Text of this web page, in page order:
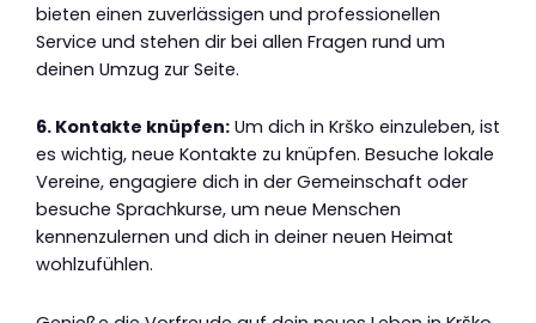
bieten einen zuverlässigen und professionellen
Service und stehen dir bei allen Fragen rund um
deinen Umzug zur Seite.
6. Kontakte knüpfen: Um dich in Krško einzuleben, ist
es wichtig, neue Kontakte zu knüpfen. Besuche lokale
Vereine, engagiere dich in der Gemeinschaft oder
besuche Sprachkurse, um neue Menschen
kennenzulernen und dich in deiner neuen Heimat
wohlzufühlen.